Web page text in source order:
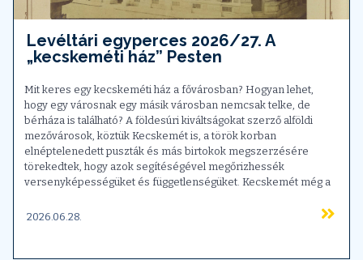
Levéltári egyperces 2026/27. A
„kecskeméti ház” Pesten
Mit keres egy kecskeméti ház a fővárosban? Hogyan lehet,
hogy egy városnak egy másik városban nemcsak telke, de
bérháza is található? A földesúri kiváltságokat szerző alföldi
mezővárosok, köztük Kecskemét is, a török korban
elnéptelenedett puszták és más birtokok megszerzésére
törekedtek, hogy azok segítéségével megőrizhessék
versenyképességüket és függetlenségüket. Kecskemét még a
2026.06.28.